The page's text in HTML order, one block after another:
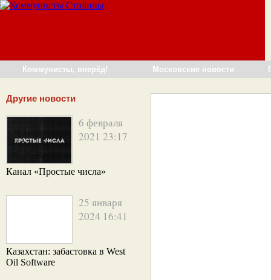
Коммунисты, вперёд! Московские новости
Другие новости
6 февраля
2021 23:17
Канал «Простые числа»
25 января
2024 16:41
Казахстан: забастовка в West
Oil Software